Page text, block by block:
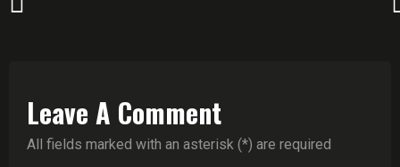
Leave A Comment
All fields marked with an asterisk (*) are required